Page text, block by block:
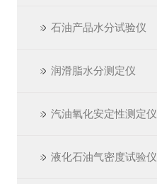
石油产品水分试验仪
润滑脂水分测定仪
汽油氧化安定性测定仪
液化石油气密度试验仪